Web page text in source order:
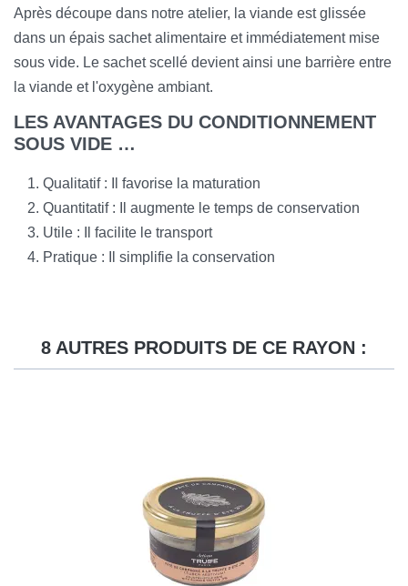
Après découpe dans notre atelier, la viande est glissée
dans un épais sachet alimentaire et immédiatement mise
sous vide. Le sachet scellé devient ainsi une barrière entre
la viande et l'oxygène ambiant.
LES AVANTAGES DU CONDITIONNEMENT
SOUS VIDE …
Qualitatif : Il favorise la maturation
Quantitatif : Il augmente le temps de conservation
Utile : Il facilite le transport
Pratique : Il simplifie la conservation
8 AUTRES PRODUITS DE CE RAYON :